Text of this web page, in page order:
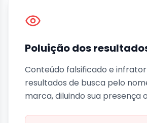
Poluição dos
Conteúdo falsificado e
resultados de busca pelo
marca, diluindo sua presença